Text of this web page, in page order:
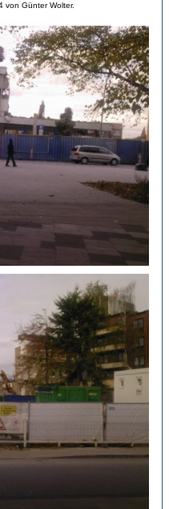
von Günter Wolter.